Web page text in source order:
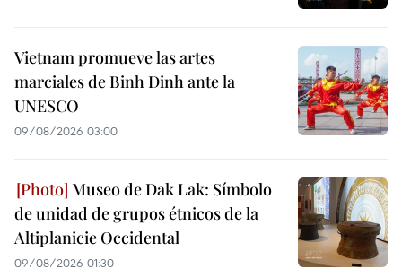
Vietnam promueve las artes
marciales de Binh Dinh ante la
UNESCO
09/08/2026 03:00
Museo de Dak Lak: Símbolo
de unidad de grupos étnicos de la
Altiplanicie Occidental
09/08/2026 01:30